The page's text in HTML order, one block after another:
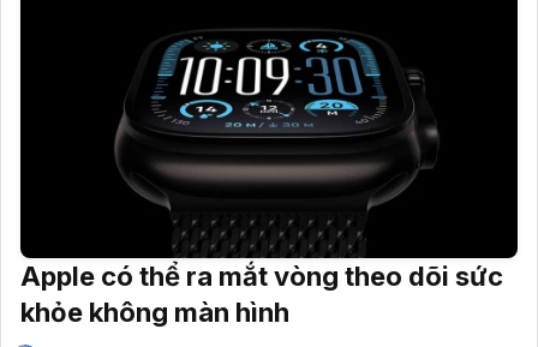
Apple có thể ra mắt vòng theo dõi sức
khỏe không màn hình